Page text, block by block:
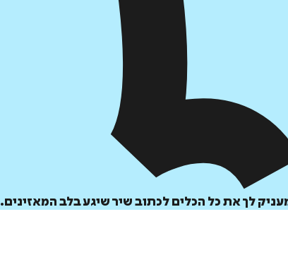
לך את כל הכלים לכתוב שיר שיגע בלב המאזינים.